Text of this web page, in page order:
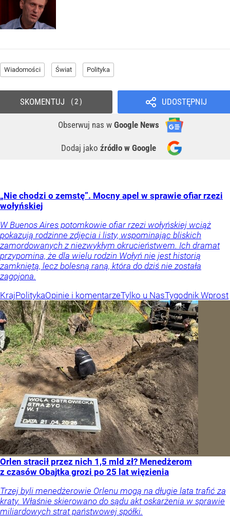
Wiadomości Świat Polityka
UDOSTĘPNIJ
Obserwuj nas w Google News
Dodaj jako źródło w Google
SKOMENTUJ 2
„Nie chodzi o zemstę”. Mocny apel w sprawie ofiar rzezi
wołyńskiej
W Buenos Aires potomkowie ofiar rzezi wołyńskiej wciąż
pokazują rodzinne zdjęcia i listy, wspominając bliskich
zamordowanych z niezwykłym okrucieństwem. Ich dramat
przypomina, że dla wielu rodzin Wołyń nie jest historią
zamkniętą, lecz bolesną raną, która do dziś nie została
zagojona.
KrajPolitykaOpinie i komentarzeTylko u NasTygodnik Wprost
Orlen stracił przez nich 1,5 mld zł? Menedżerom
z czasów Obajtka grozi po 25 lat więzienia
Trzej byli menedżerowie Orlenu mogą na długie lata trafić za
kraty. Właśnie skierowano do sądu akt oskarżenia w sprawie
miliardowych strat państwowej spółki.